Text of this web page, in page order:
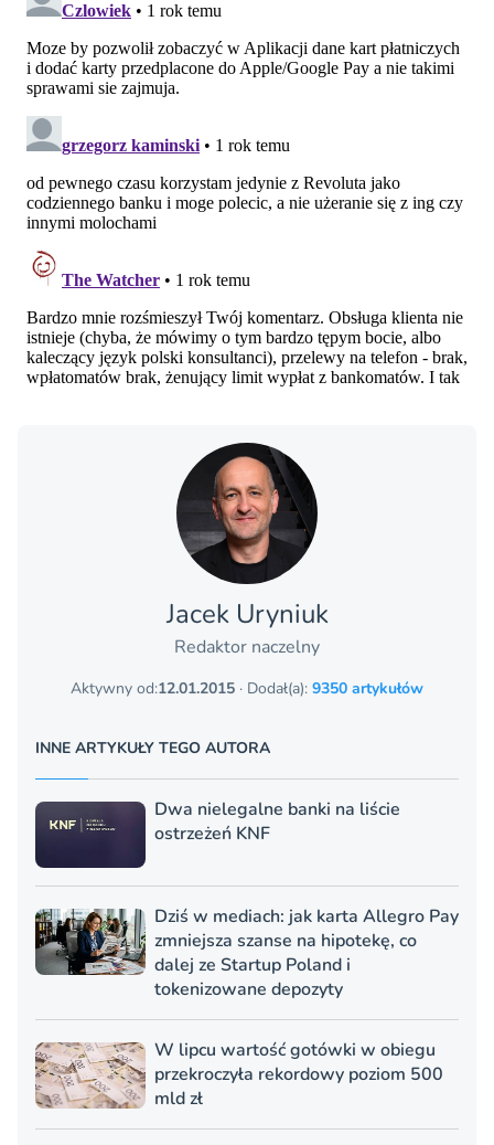
Jacek Uryniuk
Redaktor naczelny
Aktywny od:12.01.2015 · Dodał(a): 9350 artykułów
INNE ARTYKUŁY TEGO AUTORA
Dwa nielegalne banki na liście
ostrzeżeń KNF
Dziś w mediach: jak karta Allegro Pay
zmniejsza szanse na hipotekę, co
dalej ze Startup Poland i
tokenizowane depozyty
W lipcu wartość gotówki w obiegu
przekroczyła rekordowy poziom 500
mld zł